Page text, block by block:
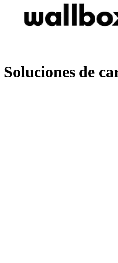
Soluciones de